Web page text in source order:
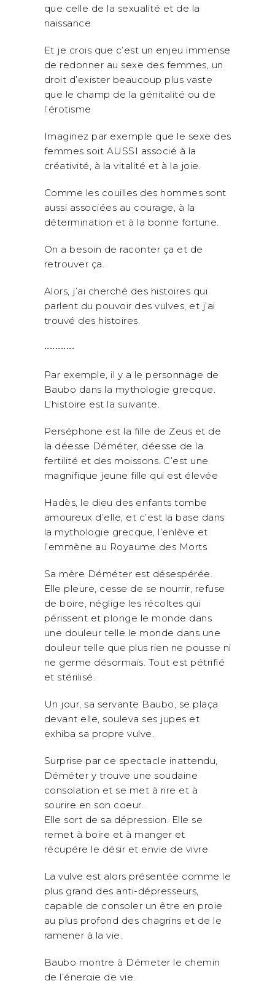
que celle de la sexualité et de la
naissance
Et je crois que c’est un enjeu immense
de redonner au sexe des femmes, un
droit d’exister beaucoup plus vaste
que le champ de la génitalité ou de
l’érotisme
Imaginez par exemple que le sexe des
femmes soit AUSSI associé à la
créativité, à la vitalité et à la joie.
Comme les couilles des hommes sont
aussi associées au courage, à la
détermination et à la bonne fortune.
On a besoin de raconter ça et de
retrouver ça.
Alors, j’ai cherché des histoires qui
parlent du pouvoir des vulves, et j’ai
trouvé des histoires.
•••••••••••
Par exemple, il y a le personnage de
Baubo dans la mythologie grecque.
L’histoire est la suivante.
Perséphone est la fille de Zeus et de
la déesse Déméter, déesse de la
fertilité et des moissons. C’est une
magnifique jeune fille qui est élevée
Hadès, le dieu des enfants tombe
amoureux d’elle, et c’est la base dans
la mythologie grecque, l’enlève et
l’emmène au Royaume des Morts
Sa mère Déméter est désespérée.
Elle pleure, cesse de se nourrir, refuse
de boire, néglige les récoltes qui
périssent et plonge le monde dans
une douleur telle le monde dans une
douleur telle que plus rien ne pousse ni
ne germe désormais. Tout est pétrifié
et stérilisé.
Un jour, sa servante Baubo, se plaça
devant elle, souleva ses jupes et
exhiba sa propre vulve.
Surprise par ce spectacle inattendu,
Déméter y trouve une soudaine
consolation et se met à rire et à
sourire en son coeur.
Elle sort de sa dépression. Elle se
remet à boire et à manger et
récupére le désir et envie de vivre
La vulve est alors présentée comme le
plus grand des anti-dépresseurs,
capable de consoler un être en proie
au plus profond des chagrins et de le
ramener à la vie.
Baubo montre à Démeter le chemin
de l’énergie de vie.